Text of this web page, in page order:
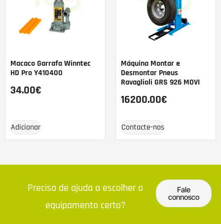
Macaco Garrafa Winntec
HD Pro Y410400
34.00€
Adicionar
Máquina Montar e
Desmontar Pneus
Ravaglioli GRS 926 MOVI
16200.00€
Contacte-nos
Precisa de ajuda a escolher o
equipamento certo?
Fale
connosco